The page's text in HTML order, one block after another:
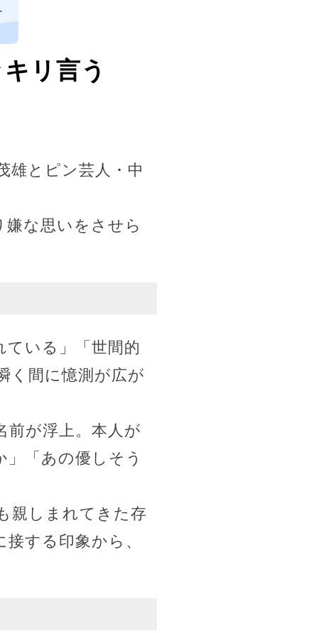
リ言う
雄とピン芸人・中
な思いをさせら
いる」「世間的
く間に憶測が広が
前が浮上。本人が
「あの優しそう
親しまれてきた存
する印象から、